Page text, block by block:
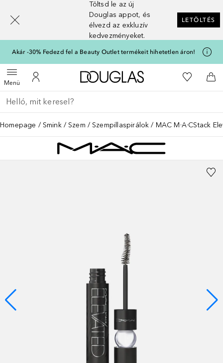
Töltsd le az új
Douglas appot, és
élvezd az exkluzív
kedvezményeket.
LETÖLTÉS
Akár -30% Fedezd fel a Beauty Outlet termékeit hihetetlen áron!
MenüMenü megnyitása
A fiókomhoz
A Douglas Főoldalra
A
Menj vissza
Keresés végrehajtása
Homepage Smink Szem Szempillaspirálok MAC M·A·CStack
[navigation.slideout.screenreader]